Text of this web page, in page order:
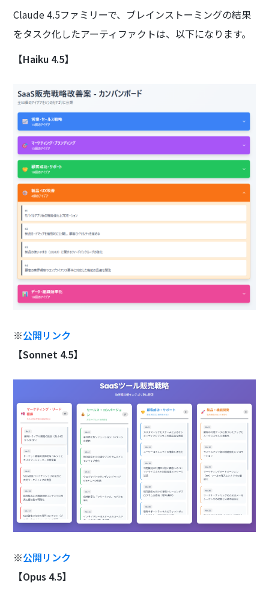
Claude 4.5ファミリーで、ブレインストーミングの結果
をタスク化したアーティファクトは、以下になります。
【Haiku 4.5】
※公開リンク
【Sonnet 4.5】
※公開リンク
【Opus 4.5】